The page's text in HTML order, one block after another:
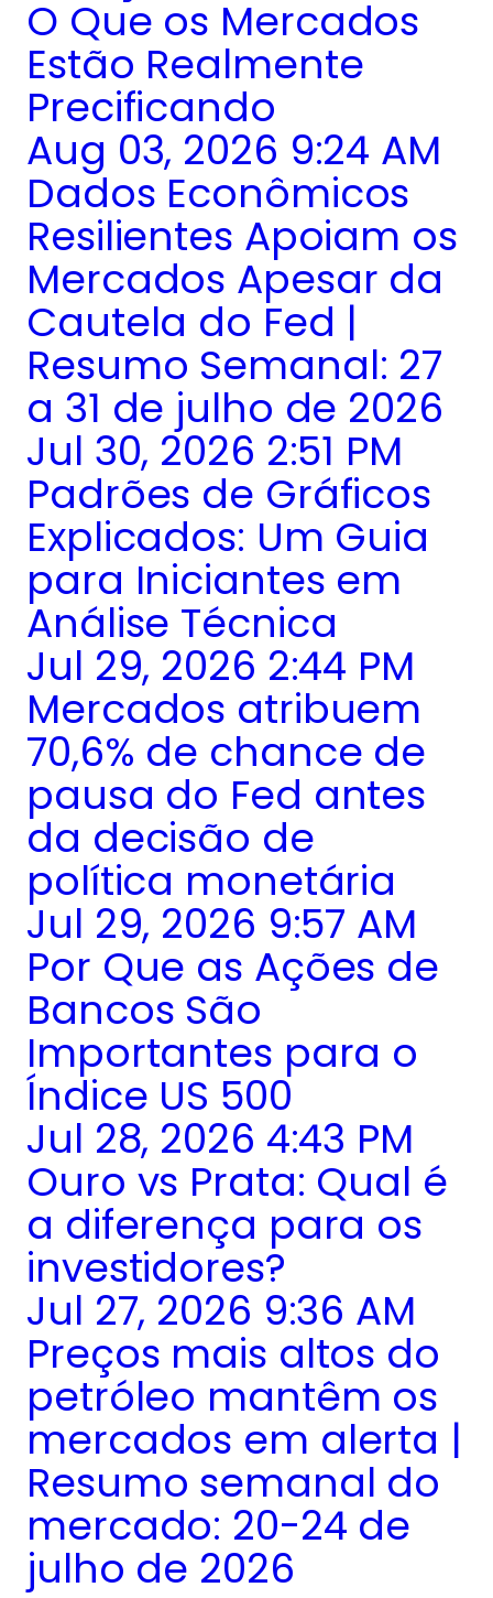
O Que os Mercados
Estão Realmente
Precificando
Aug 03, 2026 9:24 AM
Dados Econômicos
Resilientes Apoiam os
Mercados Apesar da
Cautela do Fed |
Resumo Semanal: 27
a 31 de julho de 2026
Jul 30, 2026 2:51 PM
Padrões de Gráficos
Explicados: Um Guia
para Iniciantes em
Análise Técnica
Jul 29, 2026 2:44 PM
Mercados atribuem
70,6% de chance de
pausa do Fed antes
da decisão de
política monetária
Jul 29, 2026 9:57 AM
Por Que as Ações de
Bancos São
Importantes para o
Índice US 500
Jul 28, 2026 4:43 PM
Ouro vs Prata: Qual é
a diferença para os
investidores?
Jul 27, 2026 9:36 AM
Preços mais altos do
petróleo mantêm os
mercados em alerta |
Resumo semanal do
mercado: 20-24 de
julho de 2026